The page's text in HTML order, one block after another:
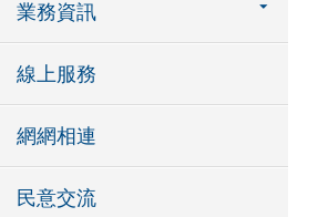
業務資訊
線上服務
網網相連
民意交流